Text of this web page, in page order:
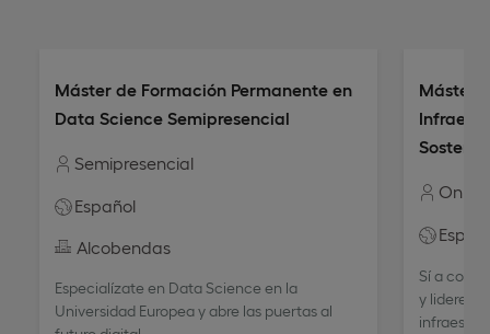
Máster de Formación Permanente en
Data Science Semipresencial
Semipresencial
Español
Alcobendas
Especialízate en Data Science en la
Universidad Europea y abre las puertas al
Máster
Online
Sí a
y lidere la